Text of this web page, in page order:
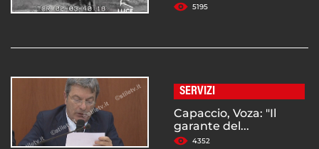
5195
SERVIZI
Capaccio, Voza: "Il
garante del...
4352